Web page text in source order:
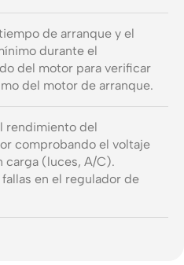
de arranque y el
durante el
del motor para verificar
del motor de arranque.
rendimiento del
comprobando el voltaje
carga (luces, A/C).
en el regulador de